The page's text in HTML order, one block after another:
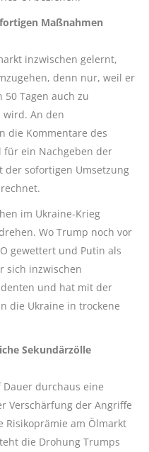
Maßnahmen
inzwischen gelernt,
denn nur, weil er
Tagen auch zu
wird. An den
die Kommentare des
für ein Nachgeben der
der sofortigen Umsetzung
im Ukraine-Krieg
Wo Trump noch vor
gewettert und Putin als
sich inzwischen
und hat mit der
die Ukraine in trockene
Sekundärzölle
durchaus eine
Verschärfung der Angriffe
Risikoprämie am Ölmarkt
die Drohung Trumps